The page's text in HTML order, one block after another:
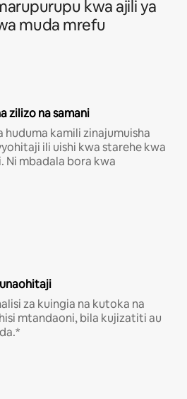
kwa ajili ya
muda mrefu
zilizo na samani
kamili zinajumuisha
ili uishi kwa starehe kwa
Ni mbadala bora kwa
za kuingia na kutoka na
mtandaoni, bila kujizatiti au